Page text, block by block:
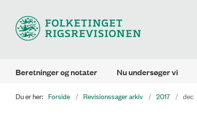
Beretninger og notater Nu undersøger vi
Du er her: Forside Revisionssager arkiv 2017 dec